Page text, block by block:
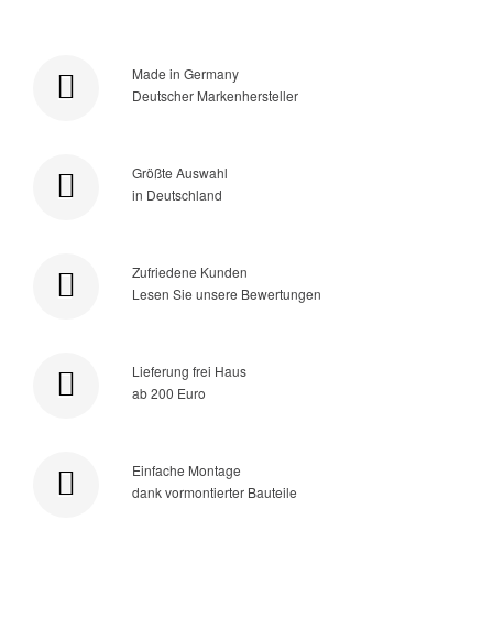
Made in Germany
Deutscher Markenhersteller
Größte Auswahl
in Deutschland
Zufriedene Kunden
Lesen Sie unsere Bewertungen
Lieferung frei Haus
ab 200 Euro
Einfache Montage
dank vormontierter Bauteile